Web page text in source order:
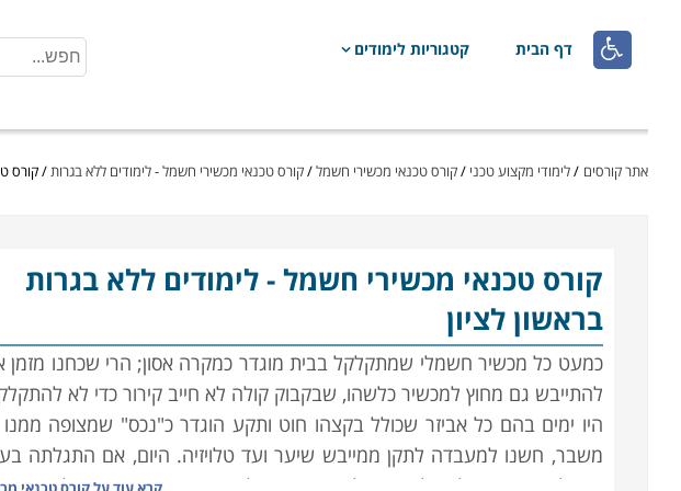
 דף הבית קטגוריות לימודים
אתר קורסים /לימודי מקצוע טכני /קורס טכנאי מכשירי חשמל/קורס טכנאי מכשירי חשמל - לימודים ללא בגרות/קורס
קורס טכנאי מכשירי חשמל- לימודים ללא בגרות
בראשון לציון
כמעט כל מכשיר חשמלי שמתקלקל בבית מוגדר כמקרה אסון; הרי שכחנו מזמן
להתייבש גם מחוץ למכשיר כלשהו, שבקבוק קולה לא חייב קירור כדי לא
היו ימים בהם כל אביזר שכולל בקצהו חוט ותקע הוגדר כ"נכס" שמצופה
משבר, חשנו למעבדה לתקן ממייבש שיער ועד טלויזיה. היום, אם התגלתה
נשאלת מיד השאלה "לתקן או לשדרג?". תהליכים משונים עוברים על